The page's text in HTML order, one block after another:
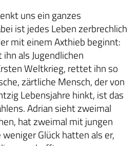
uns ein ganzes
ist jedes Leben zerbrechlich
mit einem Axthieb beginnt:
als Jugendlichen
Weltkrieg, rettet ihn so
zärtliche Mensch, der von
Lebensjahre hinkt, ist das
Adrian sieht zweimal
hat zweimal mit jungen
Glück hatten als er,